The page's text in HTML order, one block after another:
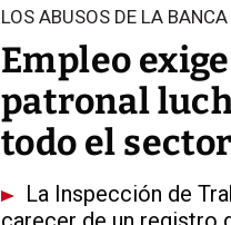
LOS ABUSOS DE LA BANCA
Empleo
patronal
todo el sector
La Inspección de